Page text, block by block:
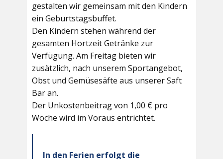
gestalten wir gemeinsam mit den Kindern
ein Geburtstagsbuffet.
Den Kindern stehen während der
gesamten Hortzeit Getränke zur
Verfügung. Am Freitag bieten wir
zusätzlich, nach unserem Sportangebot,
Obst und Gemüsesäfte aus unserer Saft
Bar an.
Der Unkostenbeitrag von 1,00 € pro
Woche wird im Voraus entrichtet.
In den Ferien erfolgt die